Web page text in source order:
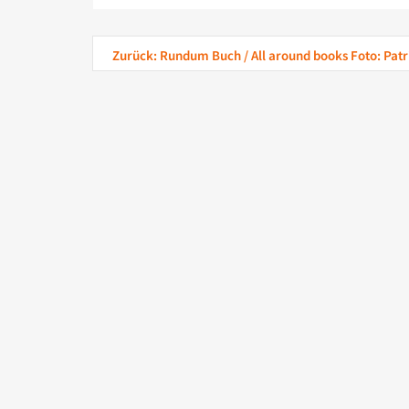
Zurück: Rundum Buch / All around books Foto: